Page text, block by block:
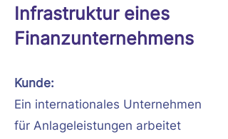
Infrastruktur eines
Finanzunternehmens
Kunde:
Ein internationales Unternehmen
für Anlageleistungen arbeitet